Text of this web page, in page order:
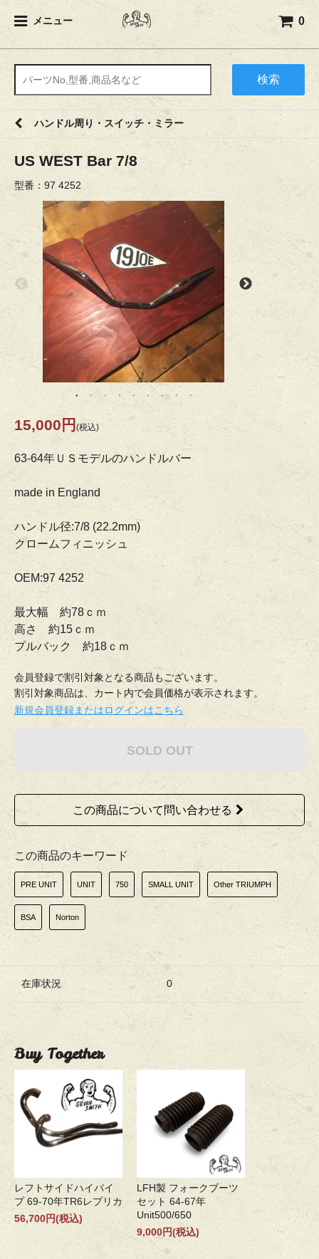
メニュー 0
検索
ハンドル周り・スイッチ・ミラー
US WEST Bar 7/8
型番：97 4252
15,000円 (税込)
63-64年ＵＳモデルのハンドルバー
made in England
ハンドル径:7/8 (22.2mm)
クロームフィニッシュ
OEM:97 4252
最大幅 約78ｃｍ
高さ 約15ｃｍ
プルバック 約18ｃｍ
会員登録で割引対象となる商品もございます。
割引対象商品は、カート内で会員価格が表示されます。
新規会員登録またはログインはこちら
SOLD OUT
この商品について問い合わせる
この商品のキーワード
PRE UNIT UNIT 750 SMALL UNIT Other TRIUMPH
BSA Norton
在庫状況 0
Buy Together
レフトサイドハイパイ
プ 69-70年TR6レプリカ
56,700円(税込)
LFH製 フォークブーツ
セット 64-67年
Unit500/650
9,000円(税込)